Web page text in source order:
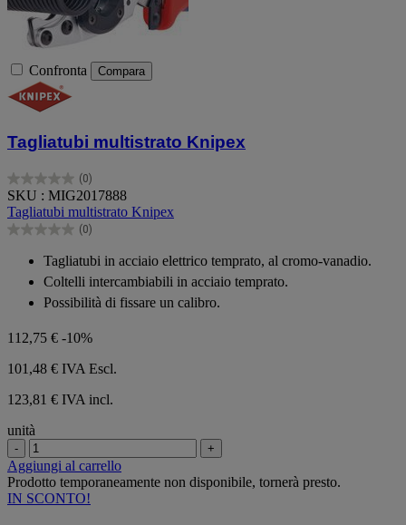
Confronta Compara
Tagliatubi multistrato Knipex
(0)
0.0
su
5
stelle.
SKU : MIG2017888
Tagliatubi multistrato Knipex
(0)
0.0
stelle.
Tagliatubi in acciaio elettrico temprato, al cromo-vanadio.
Coltelli intercambiabili in acciaio temprato.
Possibilità di fissare un calibro.
112,75 € -10%
101,48 € IVA Escl.
123,81 € IVA incl.
unità
- +
Aggiungi al carrello
Prodotto temporaneamente non disponibile, tornerà presto.
IN SCONTO!